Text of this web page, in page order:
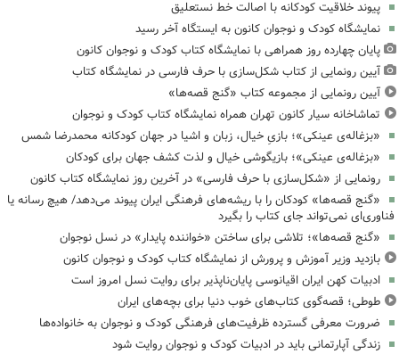
پیوند خلاقیت کودکانه با اصالت خط نستعلیق
نمایشگاه کودک و نوجوان کانون به ایستگاه آخر رسید
پایان چهارده روز همراهی با نمایشگاه کتاب کودک و نوجوان کانون
آیین رونمایی از کتاب شکل‌سازی با حرف فارسی در نمایشگاه کتاب
آیین رونمایی از مجموعه کتاب «گنج قصه‌ها»
تماشاخانه سیار کانون تهران همراه نمایشگاه کتاب کودک و نوجوان
«بزغاله‌ی عینکی»؛ بازیِ خیال، زبان و اشیا در جهان کودکانه محمدرضا شمس
«بزغاله‌ی عینکی»؛ بازیگوشی خیال و لذت کشف جهان برای کودکان
رونمایی از «شکل‌سازی با حرف فارسی» در آخرین روز نمایشگاه کتاب کانون
«گنج قصه‌ها» کودکان را با ریشه‌های فرهنگی ایران پیوند می‌دهد/ هیچ رسانه یا
فناوری‌ای نمی‌تواند جای کتاب را بگیرد
«گنج قصه‌ها»؛ تلاشی برای ساختن «خواننده پایدار» در نسل نوجوان
بازدید وزیر آموزش و پرورش از نمایشگاه کتاب کودک و نوجوان کانون
ادبیات کهن ایران اقیانوسی پایان‌ناپذیر برای روایت نسل امروز است
طوطی؛ قصه‌گوی کتاب‌های خوب دنیا برای بچه‌های ایران
ضرورت معرفی گسترده ظرفیت‌های فرهنگی کودک و نوجوان به خانواده‌ها
زندگی آپارتمانی باید در ادبیات کودک و نوجوان روایت شود